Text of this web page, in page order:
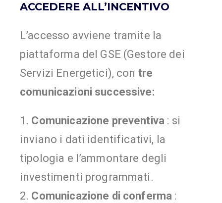
ACCEDERE ALL’INCENTIVO
L’accesso avviene tramite la
piattaforma del GSE (Gestore dei
Servizi Energetici), con tre
comunicazioni successive:
1. Comunicazione preventiva : si
inviano i dati identificativi, la
tipologia e l’ammontare degli
investimenti programmati.
2. Comunicazione di conferma :